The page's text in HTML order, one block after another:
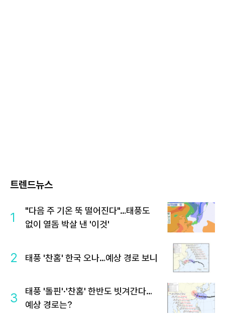
트렌드뉴스
1
"다음 주 기온 뚝 떨어진다"…태풍도
없이 열돔 박살 낸 '이것'
2 태풍 '찬홈' 한국 오나…예상 경로 보니
3
태풍 '돌핀'·'찬홈' 한반도 빗겨간다…
예상 경로는?